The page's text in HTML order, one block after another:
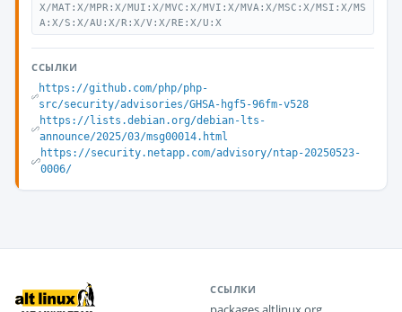
X/MAT:X/MPR:X/MUI:X/MVC:X/MVI:X/MVA:X/MSC:X/MSI:X/MS
A:X/S:X/AU:X/R:X/V:X/RE:X/U:X
ССЫЛКИ
https://github.com/php/php-
src/security/advisories/GHSA-hgf5-96fm-v528
https://lists.debian.org/debian-lts-
announce/2025/03/msg00014.html
https://security.netapp.com/advisory/ntap-20250523-
0006/
ССЫЛКИ